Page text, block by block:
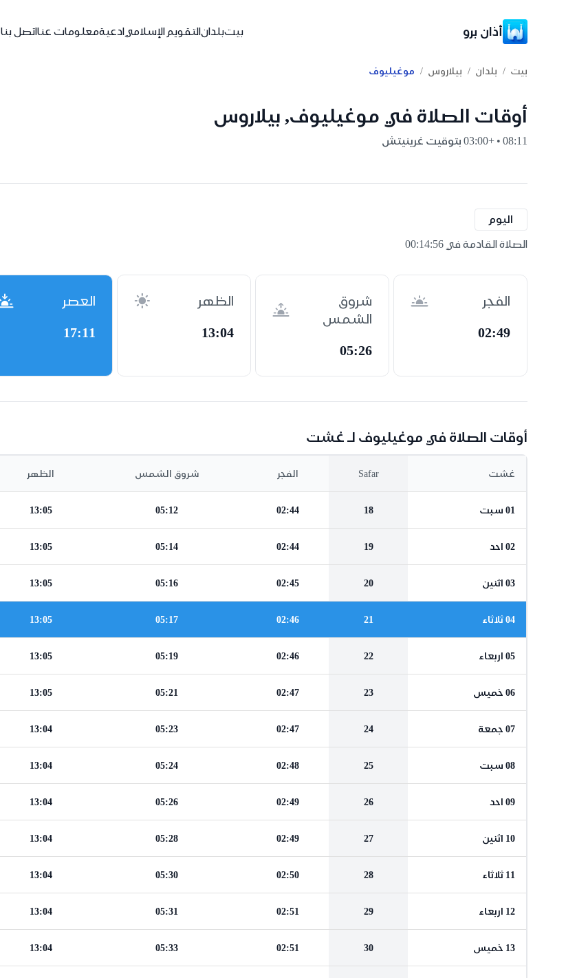
أذان برو بيتبلدانالتقويم الإسلاميادعيةمعلومات عنااتصل بنا
بيت / بلدان / بيلاروس / موغيليوف
أوقات الصلاة في موغيليوف, بيلاروس
08:11 • +03:00 بتوقيت غرينيتش
اليوم
الصلاة القادمة في 00:14:55
الفجر
02:49
شروق
الشمس
05:26
الظهر
13:04
العصر
17:11
أوقات الصلاة في موغيليوف لـ غشت
غشت Safar الفجر شروق الشمس الظهر
01 سبت 18
02:44
05:12
13:05
02 احد 19
02:44
05:14
13:05
03 اثنين 20
02:45
05:16
13:05
04 ثلاثاء 21
02:46
05:17
13:05
05 اربعاء 22
02:46
05:19
13:05
06 خميس 23
02:47
05:21
13:05
07 جمعة 24
02:47
05:23
13:04
08 سبت 25
02:48
05:24
13:04
09 احد 26
02:49
05:26
13:04
10 اثنين 27
02:49
05:28
13:04
11 ثلاثاء 28
02:50
05:30
13:04
12 اربعاء 29
02:51
05:31
13:04
13 خميس 30
02:51
05:33
13:04